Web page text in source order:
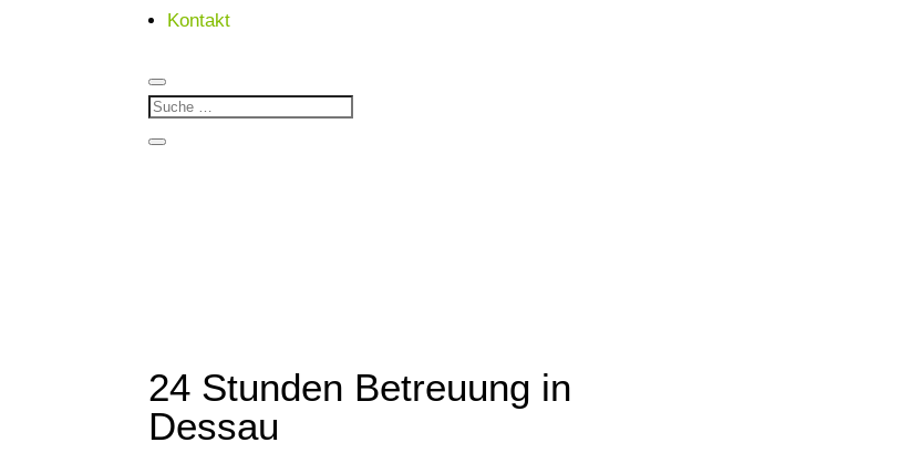
Kontakt
24 Stunden Betreuung in
Dessau